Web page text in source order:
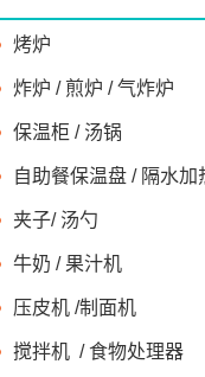
烤炉
炸炉 / 煎炉 / 气炸炉
保温柜 / 汤锅
自助餐保温盘 / 隔水
夹子/ 汤勺
牛奶 / 果汁机
压皮机 /制面机
搅拌机 / 食物处理器